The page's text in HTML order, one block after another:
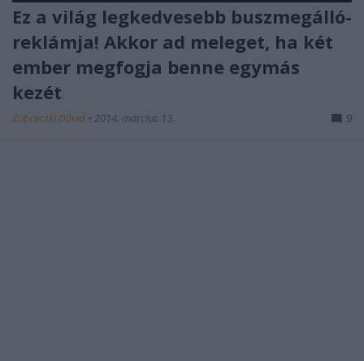
Ez a világ legkedvesebb buszmegálló-
reklámja! Akkor ad meleget, ha két
ember megfogja benne egymás
kezét
Zubreczki Dávid • 2014. március 13. 9